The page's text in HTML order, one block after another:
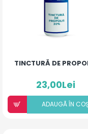
TINCTURĂ DE
23,00Lei
ADAUGÃ ÎN